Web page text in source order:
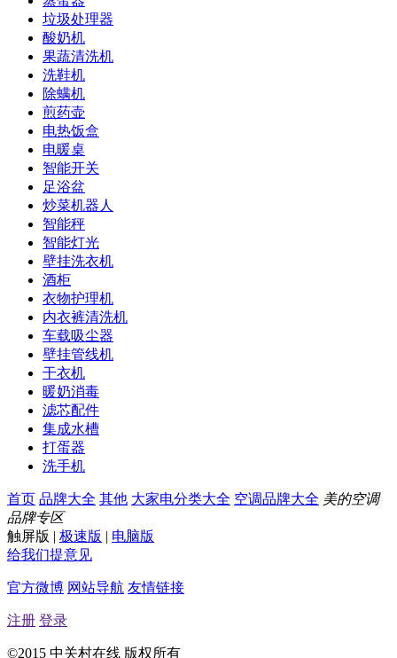
垃圾处理器
酸奶机
果蔬清洗机
洗鞋机
除螨机
煎药壶
电热饭盒
电暖桌
智能开关
足浴盆
炒菜机器人
智能秤
智能灯光
壁挂洗衣机
酒柜
衣物护理机
内衣裤清洗机
车载吸尘器
壁挂管线机
干衣机
暖奶消毒
滤芯配件
集成水槽
打蛋器
洗手机
首页 品牌大全 其他 大家电分类大全 空调品牌大全 美的空调
品牌专区
触屏版 | 极速版 | 电脑版
给我们提意见
官方微博 网站导航 友情链接
注册 登录
©2015 中关村在线 版权所有